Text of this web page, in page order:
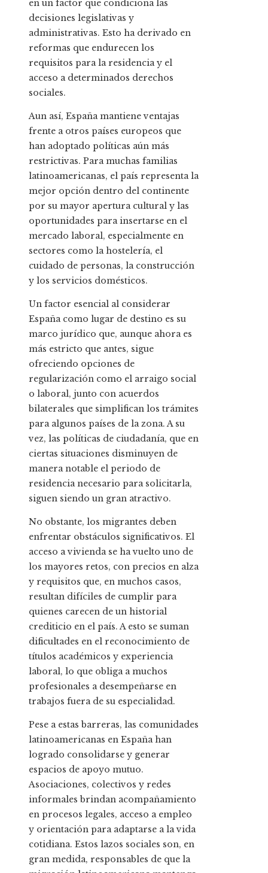
en un factor que condiciona las
decisiones legislativas y
administrativas. Esto ha derivado en
reformas que endurecen los
requisitos para la residencia y el
acceso a determinados derechos
sociales.
Aun así, España mantiene ventajas
frente a otros países europeos que
han adoptado políticas aún más
restrictivas. Para muchas familias
latinoamericanas, el país representa la
mejor opción dentro del continente
por su mayor apertura cultural y las
oportunidades para insertarse en el
mercado laboral, especialmente en
sectores como la hostelería, el
cuidado de personas, la construcción
y los servicios domésticos.
Un factor esencial al considerar
España como lugar de destino es su
marco jurídico que, aunque ahora es
más estricto que antes, sigue
ofreciendo opciones de
regularización como el arraigo social
o laboral, junto con acuerdos
bilaterales que simplifican los trámites
para algunos países de la zona. A su
vez, las políticas de ciudadanía, que en
ciertas situaciones disminuyen de
manera notable el periodo de
residencia necesario para solicitarla,
siguen siendo un gran atractivo.
No obstante, los migrantes deben
enfrentar obstáculos significativos. El
acceso a vivienda se ha vuelto uno de
los mayores retos, con precios en alza
y requisitos que, en muchos casos,
resultan difíciles de cumplir para
quienes carecen de un historial
crediticio en el país. A esto se suman
dificultades en el reconocimiento de
títulos académicos y experiencia
laboral, lo que obliga a muchos
profesionales a desempeñarse en
trabajos fuera de su especialidad.
Pese a estas barreras, las comunidades
latinoamericanas en España han
logrado consolidarse y generar
espacios de apoyo mutuo.
Asociaciones, colectivos y redes
informales brindan acompañamiento
en procesos legales, acceso a empleo
y orientación para adaptarse a la vida
cotidiana. Estos lazos sociales son, en
gran medida, responsables de que la